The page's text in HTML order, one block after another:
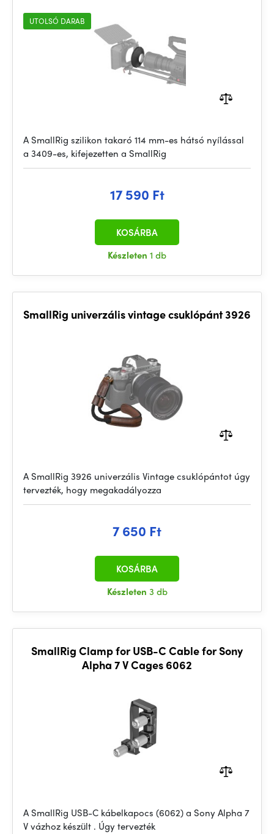
UTOLSÓ DARAB
A SmallRig szilikon takaró 114 mm-es hátsó nyílással
a 3409-es, kifejezetten a SmallRig
17 590 Ft
Készleten 1 db
KOSÁRBA
SmallRig univerzális vintage csuklópánt 3926
A SmallRig 3926 univerzális Vintage csuklópántot úgy
tervezték, hogy megakadályozza
7 650 Ft
Készleten 3 db
KOSÁRBA
SmallRig Clamp for USB-C Cable for Sony
Alpha 7 V Cages 6062
A SmallRig USB-C kábelkapocs (6062) a Sony Alpha 7
V vázhoz készült . Úgy tervezték